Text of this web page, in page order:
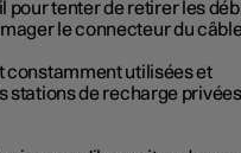
pour tenter de retirer les
le connecteur du
constamment utilisées et
stations de recharge